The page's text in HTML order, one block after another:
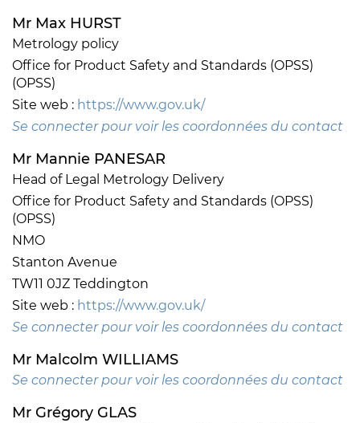
Mr Max HURST
Metrology policy
Office for Product Safety and Standards (OPSS)
(OPSS)
Site web : https://www.gov.uk/
Se connecter pour voir les coordonnées du contact
Mr Mannie PANESAR
Head of Legal Metrology Delivery
Office for Product Safety and Standards (OPSS)
(OPSS)
NMO
Stanton Avenue
TW11 0JZ Teddington
Site web : https://www.gov.uk/
Se connecter pour voir les coordonnées du contact
Mr Malcolm WILLIAMS
Se connecter pour voir les coordonnées du contact
Mr Grégory GLAS